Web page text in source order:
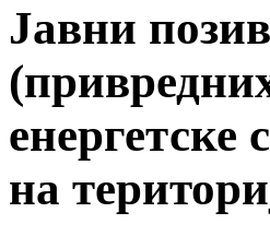
Јавни
енергетске
на